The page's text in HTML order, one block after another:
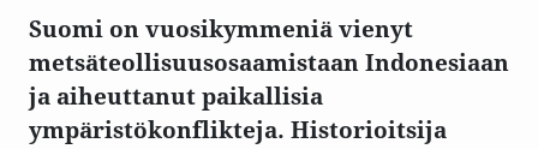
Suomi on vuosikymmeniä vienyt
metsäteollisuusosaamistaan Indonesiaan
ja aiheuttanut paikallisia
ympäristökonflikteja. Historioitsija